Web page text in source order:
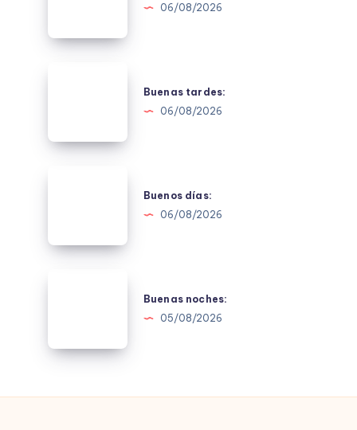
06/08/2026
Buenas tardes:
06/08/2026
Buenos días:
06/08/2026
Buenas noches:
05/08/2026